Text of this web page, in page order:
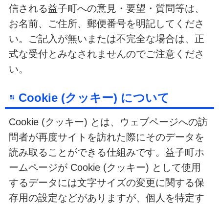
信される益子町への意見・要望・質問等は、
お名前、ご住所、郵便番号を明記してくださ
い。ご記入が無いまたは不完全な場合は、正
式な受付とみなされませんのでご注意くださ
い。
Cookie (クッキー) について
Cookie (クッキー) とは、ウェブページへの訪
問者が再度サイトを訪れた際にそのデータを
読み取ることができる仕組みです。益子町ホ
ームページが Cookie (クッキー) として使用
するデータには文字サイズの変更に関する保
存用の設定などがありますが、個人を特定す